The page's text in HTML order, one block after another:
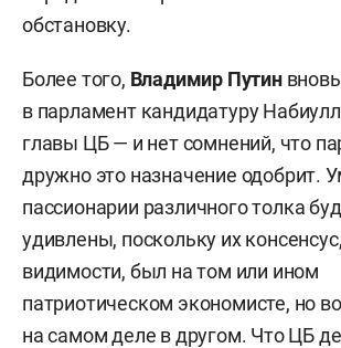
обстановку.
Более того, Владимир Путин
в парламент кандидатуру
главы ЦБ — и нет сомнений, что
дружно это назначение одобрит.
пассионарии различного толка
удивлены, поскольку их
видимости, был на том или ином
патриотическом экономисте, но
на самом деле в другом. Что ЦБ